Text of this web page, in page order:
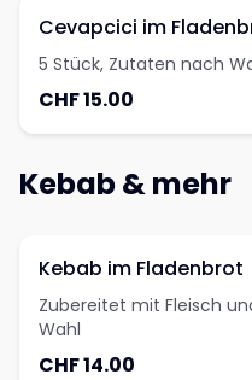
Cevapcici im
5 Stück, Zutaten nach
CHF 15.00
Kebab & mehr
Kebab im Fladenbrot
Zubereitet mit Fleisch
Wahl
CHF 14.00